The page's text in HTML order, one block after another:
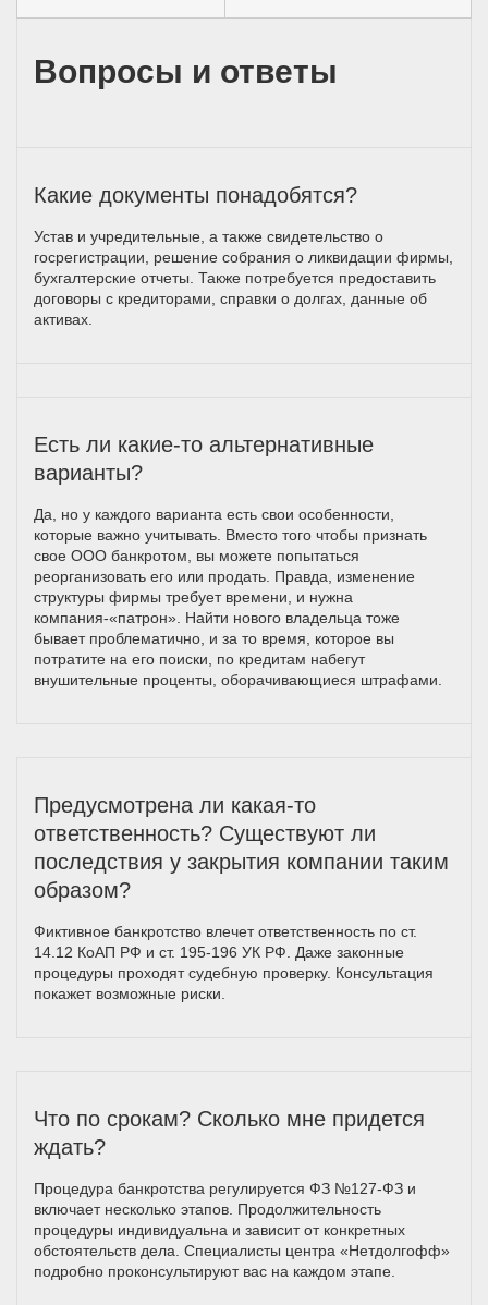
Вопросы и ответы
Какие документы понадобятся?
Устав и учредительные, а также свидетельство о
госрегистрации, решение собрания о ликвидации фирмы,
бухгалтерские отчеты. Также потребуется предоставить
договоры с кредиторами, справки о долгах, данные об
активах.
Есть ли какие-то альтернативные
варианты?
Да, но у каждого варианта есть свои особенности,
которые важно учитывать. Вместо того чтобы признать
свое ООО банкротом, вы можете попытаться
реорганизовать его или продать. Правда, изменение
структуры фирмы требует времени, и нужна
компания-«патрон». Найти нового владельца тоже
бывает проблематично, и за то время, которое вы
потратите на его поиски, по кредитам набегут
внушительные проценты, оборачивающиеся штрафами.
Предусмотрена ли какая-то
ответственность? Существуют ли
последствия у закрытия компании таким
образом?
Фиктивное банкротство влечет ответственность по ст.
14.12 КоАП РФ и ст. 195-196 УК РФ. Даже законные
процедуры проходят судебную проверку. Консультация
покажет возможные риски.
Что по срокам? Сколько мне придется
ждать?
Процедура банкротства регулируется ФЗ №127-ФЗ и
включает несколько этапов. Продолжительность
процедуры индивидуальна и зависит от конкретных
обстоятельств дела. Специалисты центра «Нетдолгофф»
подробно проконсультируют вас на каждом этапе.